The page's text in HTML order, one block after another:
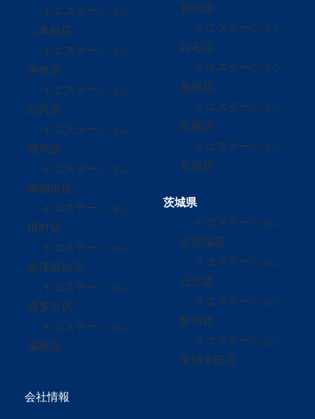
イエステーション
二本松店
イエステーション
伊達店
イエステーション
白河店
イエステーション
相馬店
イエステーション
南相馬店
イエステーション
田村店
イエステーション
会津若松店
イエステーション
喜多方店
イエステーション
福島店
岩沼店
イエステーション
白石店
イエステーション
角田店
イエステーション
塩竈店
イエステーション
石巻店
茨城県
イエステーション
北茨城店
イエステーション
日立店
イエステーション
那珂店
イエステーション
常陸太田店
会社情報